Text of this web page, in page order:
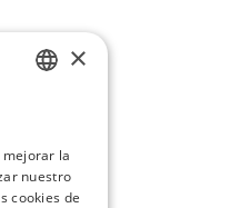
×
mejorar la
nuestro
cookies de